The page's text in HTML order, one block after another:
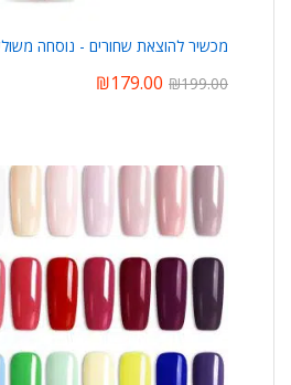
מכשיר להוצאת שחורים - נוסחה
₪179.00 ₪199.00